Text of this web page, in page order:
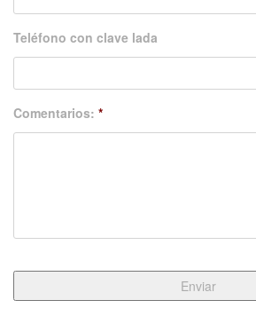
Teléfono con clave lada
Comentarios: *